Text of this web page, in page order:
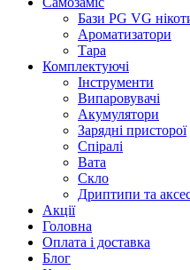
Бази PG VG
Ароматизатори
Тара
Комплектуючі
Інструменти
Випаровувачі
Акумулятори
Зарядні присторої
Спіралі
Вата
Скло
Дриптипи та
Акції
Головна
Оплата і доставка
Блог